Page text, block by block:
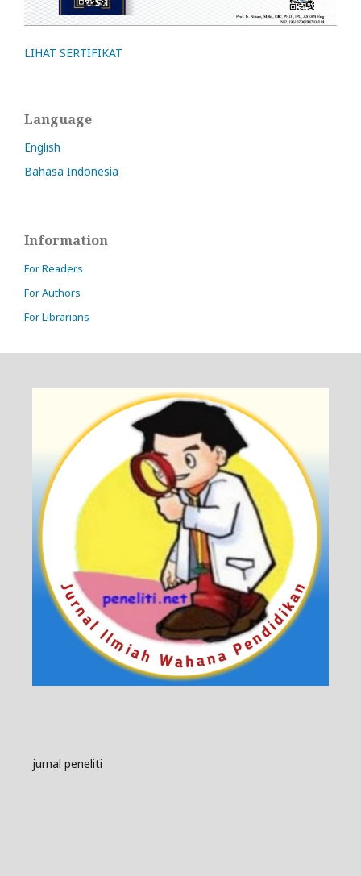
LIHAT SERTIFIKAT
Language
English
Bahasa Indonesia
Information
For Readers
For Authors
For Librarians
jurnal peneliti